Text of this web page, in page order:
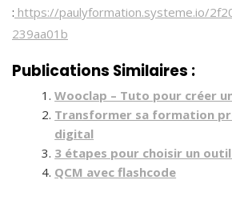
: https://paulyformation.systeme.io/
239aa01b
Publications Similaires :
Wooclap – Tuto pour créer
Transformer sa formation
digital
3 étapes pour choisir un
QCM avec flashcode